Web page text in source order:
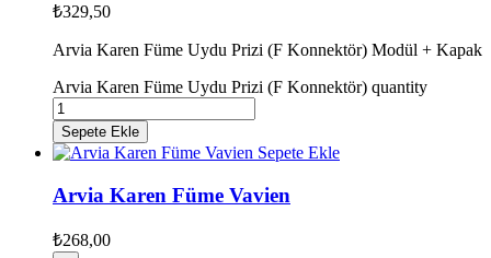
₺329,50
Arvia Karen Füme Uydu Prizi (F Konnektör) Modül + Kapak
Arvia Karen Füme Uydu Prizi (F Konnektör) quantity
Sepete Ekle
Sepete Ekle
Arvia Karen Füme Vavien
₺268,00